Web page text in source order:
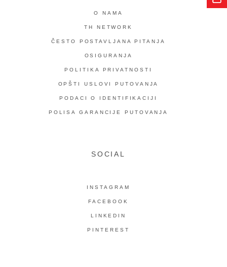
O NAMA
TH NETWORK
ČESTO POSTAVLJANA PITANJA
OSIGURANJA
POLITIKA PRIVATNOSTI
OPŠTI USLOVI PUTOVANJA
PODACI O IDENTIFIKACIJI
POLISA GARANCIJE PUTOVANJA
SOCIAL
INSTAGRAM
FACEBOOK
LINKEDIN
PINTEREST